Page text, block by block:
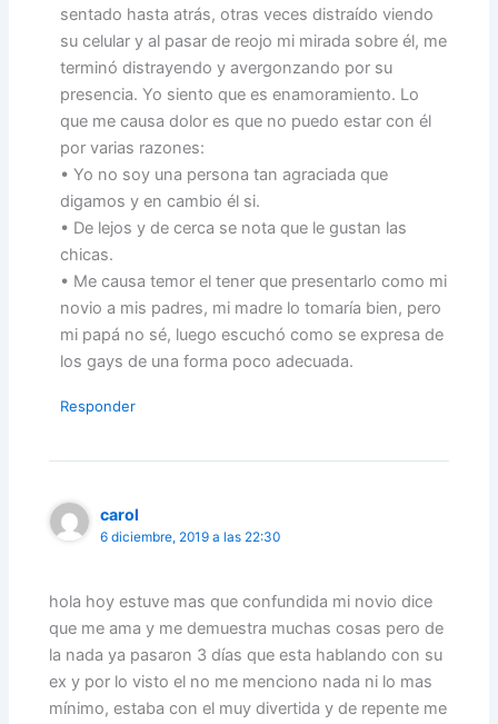
sentado hasta atrás, otras veces distraído viendo
su celular y al pasar de reojo mi mirada sobre él, me
terminó distrayendo y avergonzando por su
presencia. Yo siento que es enamoramiento. Lo
que me causa dolor es que no puedo estar con él
por varias razones:
• Yo no soy una persona tan agraciada que
digamos y en cambio él si.
• De lejos y de cerca se nota que le gustan las
chicas.
• Me causa temor el tener que presentarlo como mi
novio a mis padres, mi madre lo tomaría bien, pero
mi papá no sé, luego escuchó como se expresa de
los gays de una forma poco adecuada.
Responder
carol
6 diciembre, 2019 a las 22:30
hola hoy estuve mas que confundida mi novio dice
que me ama y me demuestra muchas cosas pero de
la nada ya pasaron 3 días que esta hablando con su
ex y por lo visto el no me menciono nada ni lo mas
mínimo, estaba con el muy divertida y de repente me